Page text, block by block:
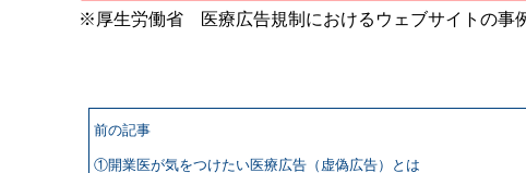
※厚生労働省 医療広告規制におけるウェブサイトの事
前の記事
①開業医が気をつけたい医療広告（虚偽広告）とは